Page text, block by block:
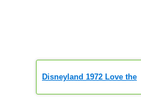
Disneyland 1972 Love the